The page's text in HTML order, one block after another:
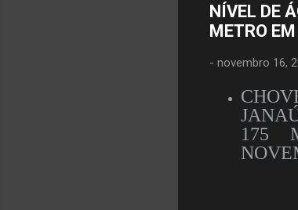
NÍVEL DE
METRO
- novembro 16,
175